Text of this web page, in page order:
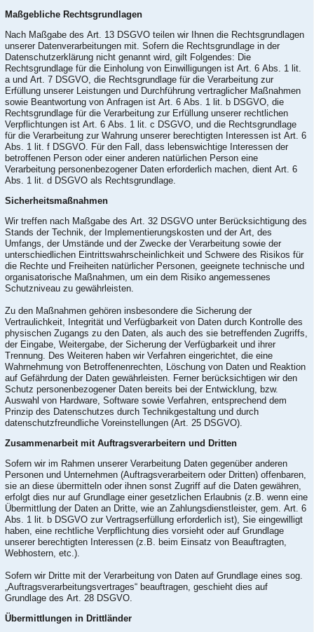
Maßgebliche Rechtsgrundlagen
Nach Maßgabe des Art. 13 DSGVO teilen wir Ihnen die Rechtsgrundlagen
unserer Datenverarbeitungen mit. Sofern die Rechtsgrundlage in der
Datenschutzerklärung nicht genannt wird, gilt Folgendes: Die
Rechtsgrundlage für die Einholung von Einwilligungen ist Art. 6 Abs. 1 lit.
a und Art. 7 DSGVO, die Rechtsgrundlage für die Verarbeitung zur
Erfüllung unserer Leistungen und Durchführung vertraglicher Maßnahmen
sowie Beantwortung von Anfragen ist Art. 6 Abs. 1 lit. b DSGVO, die
Rechtsgrundlage für die Verarbeitung zur Erfüllung unserer rechtlichen
Verpflichtungen ist Art. 6 Abs. 1 lit. c DSGVO, und die Rechtsgrundlage
für die Verarbeitung zur Wahrung unserer berechtigten Interessen ist Art. 6
Abs. 1 lit. f DSGVO. Für den Fall, dass lebenswichtige Interessen der
betroffenen Person oder einer anderen natürlichen Person eine
Verarbeitung personenbezogener Daten erforderlich machen, dient Art. 6
Abs. 1 lit. d DSGVO als Rechtsgrundlage.
Sicherheitsmaßnahmen
Wir treffen nach Maßgabe des Art. 32 DSGVO unter Berücksichtigung des
Stands der Technik, der Implementierungskosten und der Art, des
Umfangs, der Umstände und der Zwecke der Verarbeitung sowie der
unterschiedlichen Eintrittswahrscheinlichkeit und Schwere des Risikos für
die Rechte und Freiheiten natürlicher Personen, geeignete technische und
organisatorische Maßnahmen, um ein dem Risiko angemessenes
Schutzniveau zu gewährleisten.
Zu den Maßnahmen gehören insbesondere die Sicherung der
Vertraulichkeit, Integrität und Verfügbarkeit von Daten durch Kontrolle des
physischen Zugangs zu den Daten, als auch des sie betreffenden Zugriffs,
der Eingabe, Weitergabe, der Sicherung der Verfügbarkeit und ihrer
Trennung. Des Weiteren haben wir Verfahren eingerichtet, die eine
Wahrnehmung von Betroffenenrechten, Löschung von Daten und Reaktion
auf Gefährdung der Daten gewährleisten. Ferner berücksichtigen wir den
Schutz personenbezogener Daten bereits bei der Entwicklung, bzw.
Auswahl von Hardware, Software sowie Verfahren, entsprechend dem
Prinzip des Datenschutzes durch Technikgestaltung und durch
datenschutzfreundliche Voreinstellungen (Art. 25 DSGVO).
Zusammenarbeit mit Auftragsverarbeitern und Dritten
Sofern wir im Rahmen unserer Verarbeitung Daten gegenüber anderen
Personen und Unternehmen (Auftragsverarbeitern oder Dritten) offenbaren,
sie an diese übermitteln oder ihnen sonst Zugriff auf die Daten gewähren,
erfolgt dies nur auf Grundlage einer gesetzlichen Erlaubnis (z.B. wenn eine
Übermittlung der Daten an Dritte, wie an Zahlungsdienstleister, gem. Art. 6
Abs. 1 lit. b DSGVO zur Vertragserfüllung erforderlich ist), Sie eingewilligt
haben, eine rechtliche Verpflichtung dies vorsieht oder auf Grundlage
unserer berechtigten Interessen (z.B. beim Einsatz von Beauftragten,
Webhostern, etc.).
Sofern wir Dritte mit der Verarbeitung von Daten auf Grundlage eines sog.
„Auftragsverarbeitungsvertrages“ beauftragen, geschieht dies auf
Grundlage des Art. 28 DSGVO.
Übermittlungen in Drittländer